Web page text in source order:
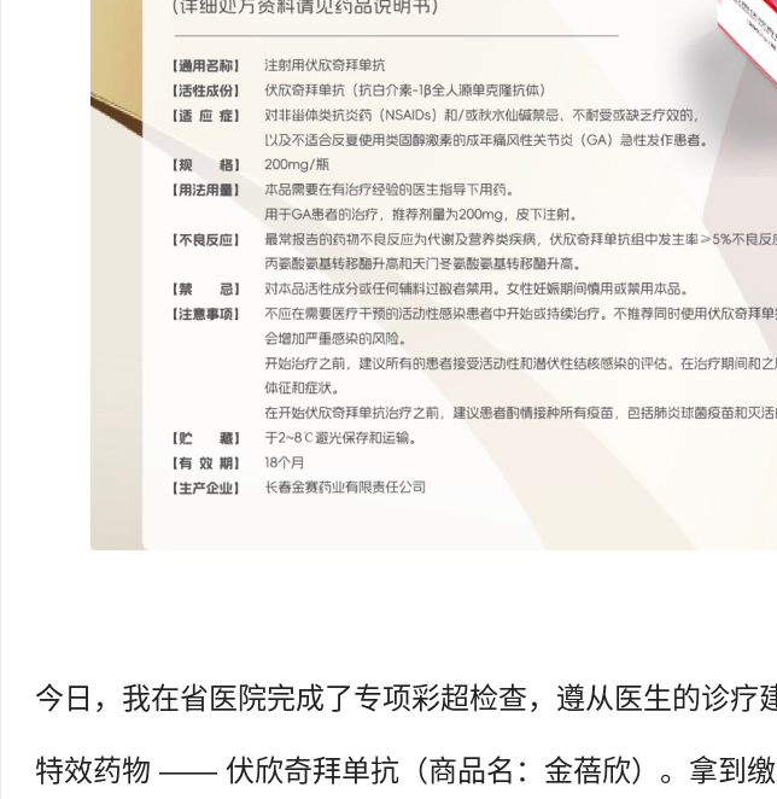
今日，我在省医院完成了专项彩超检查，遵从医生的诊疗
特效药物 —— 伏欣奇拜单抗（商品名：金蓓欣）。拿到